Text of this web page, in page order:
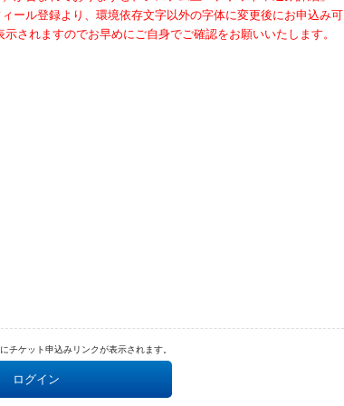
ール登録より、環境依存文字以外の字体に変更後にお申込み可
されますのでお早めにご自身でご確認をお願いいたします。
チケット申込みリンクが表示されます。
ログイン